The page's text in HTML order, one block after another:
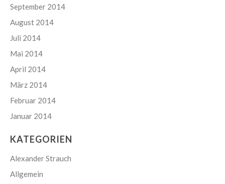
September 2014
August 2014
Juli 2014
Mai 2014
April 2014
März 2014
Februar 2014
Januar 2014
KATEGORIEN
Alexander Strauch
Allgemein